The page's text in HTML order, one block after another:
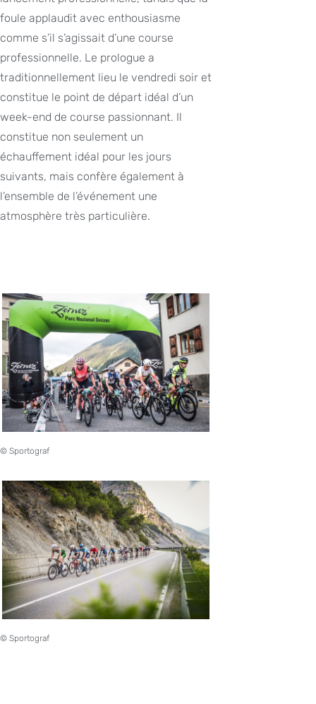
foule applaudit avec enthousiasme
comme s’il s’agissait d’une course
professionnelle. Le prologue a
traditionnellement lieu le vendredi soir et
constitue le point de départ idéal d’un
week-end de course passionnant. Il
constitue non seulement un
échauffement idéal pour les jours
suivants, mais confère également à
l’ensemble de l’événement une
atmosphère très particulière.
© Sportograf
© Sportograf